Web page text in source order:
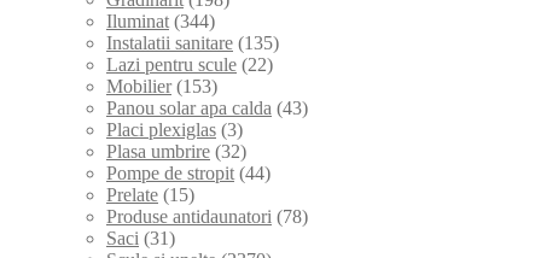
Iluminat (344)
Instalatii sanitare (135)
Lazi pentru scule (22)
Mobilier (153)
Panou solar apa calda (43)
Placi plexiglas (3)
Plasa umbrire (32)
Pompe de stropit (44)
Prelate (15)
Produse antidaunatori (78)
Saci (31)